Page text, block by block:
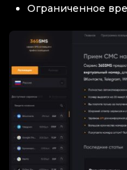
Ограниченное